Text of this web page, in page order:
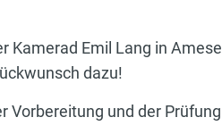
Kamerad Emil Lang in
dazu!
Vorbereitung und der